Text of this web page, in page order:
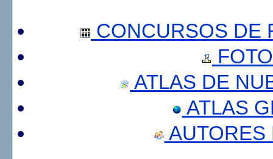
CONCURSOS DE
ATLAS DE
ATLAS
AUTORES